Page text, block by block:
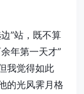
”站，既不算
年第一天才”
我觉得如此
的光风霁月格